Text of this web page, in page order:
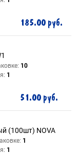
185.00 руб.
10
1
51.00 руб.
(100шт) NOVA
1
1